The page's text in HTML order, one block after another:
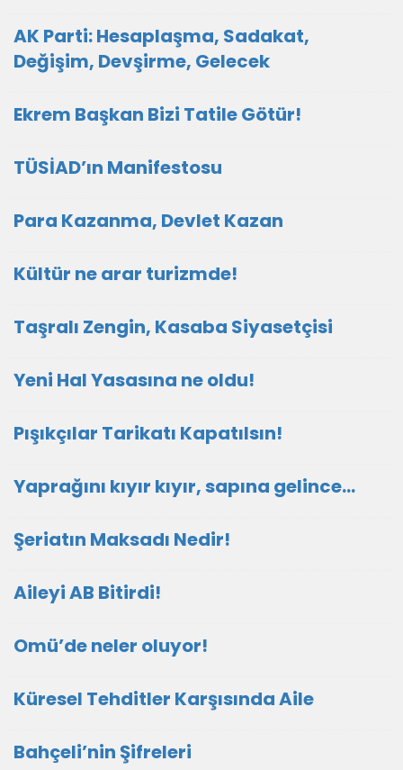
AK Parti: Hesaplaşma, Sadakat,
Değişim, Devşirme, Gelecek
Ekrem Başkan Bizi Tatile Götür!
TÜSİAD’ın Manifestosu
Para Kazanma, Devlet Kazan
Kültür ne arar turizmde!
Taşralı Zengin, Kasaba Siyasetçisi
Yeni Hal Yasasına ne oldu!
Pışıkçılar Tarikatı Kapatılsın!
Yaprağını kıyır kıyır, sapına gelince…
Şeriatın Maksadı Nedir!
Aileyi AB Bitirdi!
Omü’de neler oluyor!
Küresel Tehditler Karşısında Aile
Bahçeli’nin Şifreleri